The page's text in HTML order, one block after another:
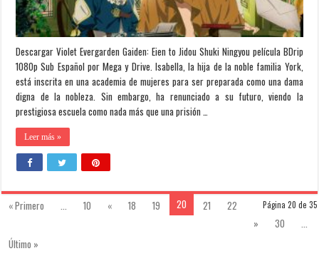
Descargar Violet Evergarden Gaiden: Eien to Jidou Shuki Ningyou película BDrip
1080p Sub Español por Mega y Drive. Isabella, la hija de la noble familia York,
está inscrita en una academia de mujeres para ser preparada como una dama
digna de la nobleza. Sin embargo, ha renunciado a su futuro, viendo la
prestigiosa escuela como nada más que una prisión …
Leer más »
Página 20 de 35
« Primero ... 10 « 18 19 20 21
22
»
30
...
Último »